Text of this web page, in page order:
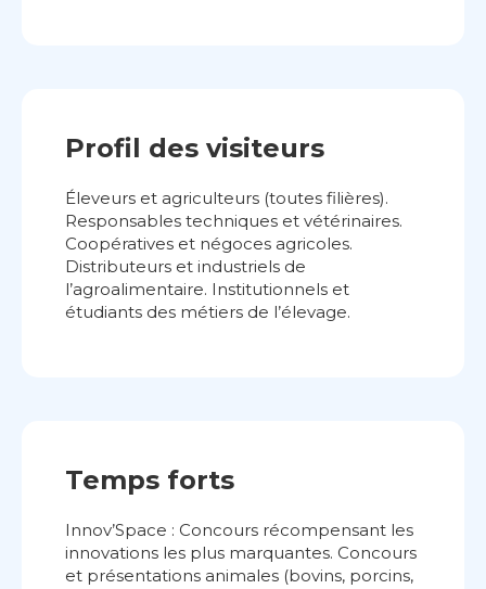
Profil des visiteurs
Éleveurs et agriculteurs (toutes filières).
Responsables techniques et vétérinaires.
Coopératives et négoces agricoles.
Distributeurs et industriels de
l’agroalimentaire. Institutionnels et
étudiants des métiers de l’élevage.
Temps forts
Innov’Space : Concours récompensant les
innovations les plus marquantes. Concours
et présentations animales (bovins, porcins,